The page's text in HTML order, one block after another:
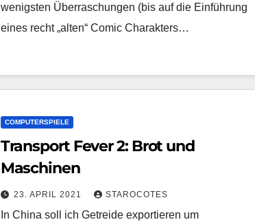
wenigsten Überraschungen (bis auf die Einführung
eines recht „alten“ Comic Charakters…
COMPUTERSPIELE
Transport Fever 2: Brot und
Maschinen
23. APRIL 2021 STAROCOTES
In China soll ich Getreide exportieren um